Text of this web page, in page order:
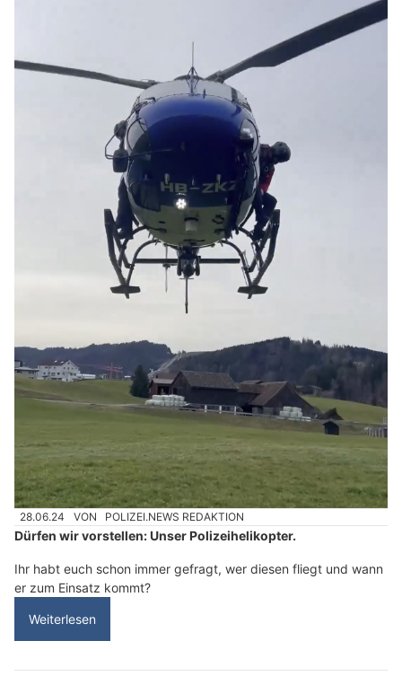
28.06.24 VON POLIZEI.NEWS REDAKTION
Dürfen wir vorstellen: Unser Polizeihelikopter.
Ihr habt euch schon immer gefragt, wer diesen fliegt und wann
er zum Einsatz kommt?
Weiterlesen